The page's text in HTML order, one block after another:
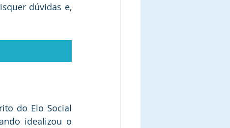
dúvidas e,
do Elo Social
idealizou o